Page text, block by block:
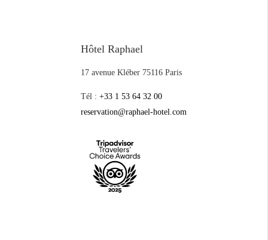
Hôtel Raphael
17 avenue Kléber 75116 Paris
Tél : +33 1 53 64 32 00
reservation@raphael-hotel.com